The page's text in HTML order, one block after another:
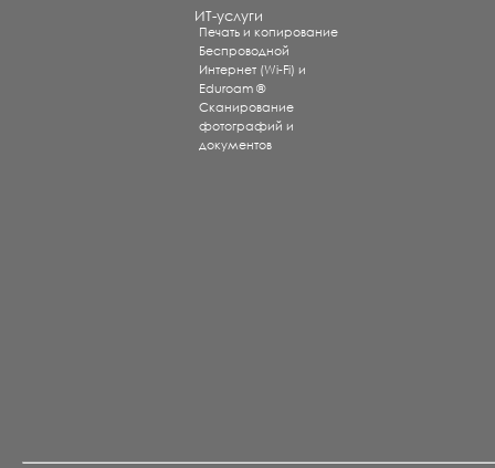
ИТ-услуги
Печать и копирование
Беспроводной
Интернет (Wi-Fi) и
Eduroam ®
Сканирование
фотографий и
документов